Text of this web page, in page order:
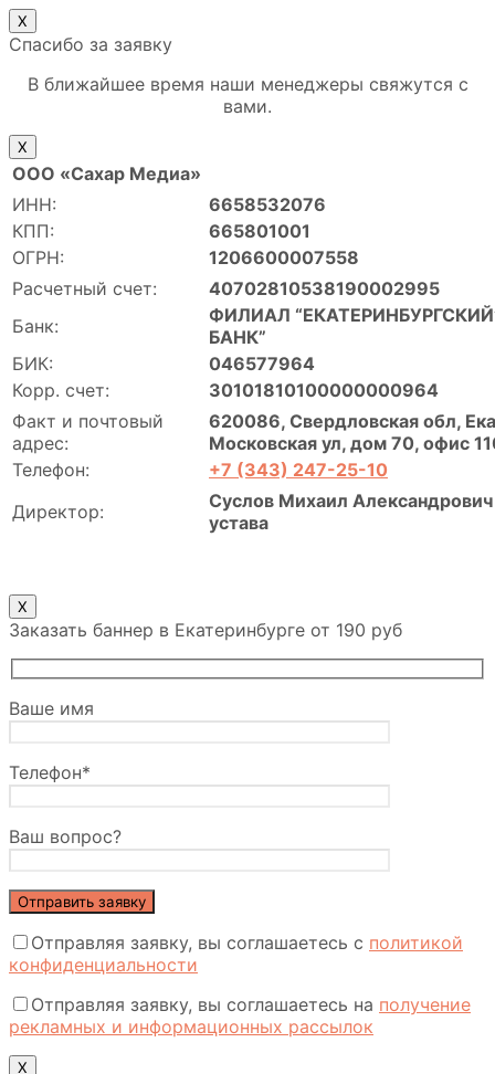
Х
Спасибо за заявку
В ближайшее время наши менеджеры свяжутся с
вами.
Х
ООО «Сахар Медиа»
ИНН:
6658532076
КПП:
665801001
ОГРН:
1206600007558
Расчетный счет:
40702810538190002995
Банк:
ФИЛИАЛ
БАНК”
БИК:
046577964
Корр. счет:
30101810100000000964
Факт и почтовый
адрес:
620086, Свердловская обл,
Московская ул, дом 70, офис
Телефон:
+7 (343) 247-25-10
Директор:
Суслов Михаил Александрович
устава
X
Заказать баннер в Екатеринбурге от 190 руб
Ваше имя
Телефон*
Ваш вопрос?
Отправляя заявку, вы соглашаетесь с политикой
конфиденциальности
Отправляя заявку, вы соглашаетесь на получение
рекламных и информационных рассылок
Х